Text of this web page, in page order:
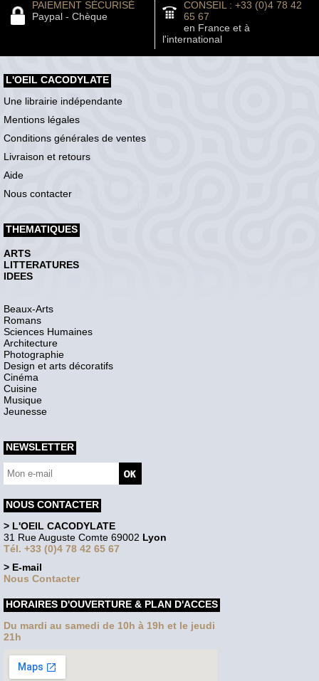
PAIEMENT SÉCURISÉ
Paypal - Chèque
CONSEIL : +33 (0)4 78 42
65 67
en France et à
l'international
L'OEIL CACODYLATE
Une librairie indépendante
Mentions légales
Conditions générales de ventes
Livraison et retours
Aide
Nous contacter
THEMATIQUES
ARTS
LITTERATURES
IDEES
Beaux-Arts
Romans
Sciences Humaines
Architecture
Photographie
Design et arts décoratifs
Cinéma
Cuisine
Musique
Jeunesse
NEWSLETTER
NOUS CONTACTER
> L'OEIL CACODYLATE
31 Rue Auguste Comte 69002 Lyon
Tél. +33 (0)4 78 42 65 67
> E-mail
Nous Contacter
HORAIRES D'OUVERTURE & PLAN D'ACCES
Du mardi au samedi de 10h à 19h et le jeudi
21h